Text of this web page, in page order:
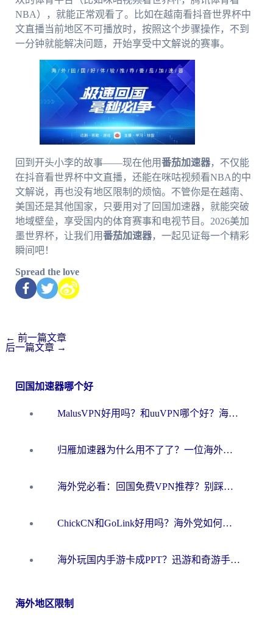
NBA），就能正常观看了。比如在越南看抖音世界杯中
文直播当前地区不可播放时，按照这个步骤操作，不到
一分钟就能解决问题，开始享受中文解说的赛事。
回到开头小李的故事——现在他用番茄加速器，不仅能
在抖音看世界杯中文直播，还能在咪咕视频看NBA的中
文解说，再也没有地区限制的烦恼。不管你是在越南、
美国还是其他国家，只要用对了回国加速器，就能突破
地域壁垒，享受国内的体育赛事和电视节目。2026美加
墨世界杯，让我们用番茄加速器，一起见证每一个精彩
瞬间吧！
Spread the love
← 前一篇文章
后一篇文章 →
回国加速器哪个好
MalusVPN好用吗？和uuVPN哪个好？海外党无缝访问国内资源的真实对比与选择指南
归雁加速器为什么用不了了？一位海外游子的真实困惑与技术解答
海外党必看：回国免费VPN推荐？别踩坑！教你选对加速器无缝刷国内资源
ChickCN和GoLink好用吗？海外党如何选对回国加速器
海外玩国内手游卡成PPT？迅游和奇游手游哪个好？一篇讲透回国加速器怎么选
海外地区限制